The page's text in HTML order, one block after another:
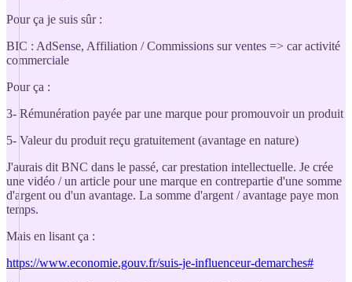
Pour ça je suis sûr :
BIC : AdSense, Affiliation / Commissions sur ventes => car activité
commerciale
Pour ça :
3- Rémunération payée par une marque pour promouvoir un produit
5- Valeur du produit reçu gratuitement (avantage en nature)
J'aurais dit BNC dans le passé, car prestation intellectuelle. Je crée
une vidéo / un article pour une marque en contrepartie d'une somme
d'argent ou d'un avantage. La somme d'argent / avantage paye mon
temps.
Mais en lisant ça :
https://www.economie.gouv.fr/suis-je-influenceur-demarches#